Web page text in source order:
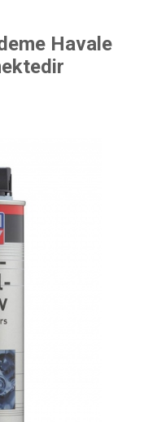
Havale